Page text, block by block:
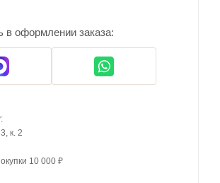
в оформлении заказа:
к. 2
10 000 ₽